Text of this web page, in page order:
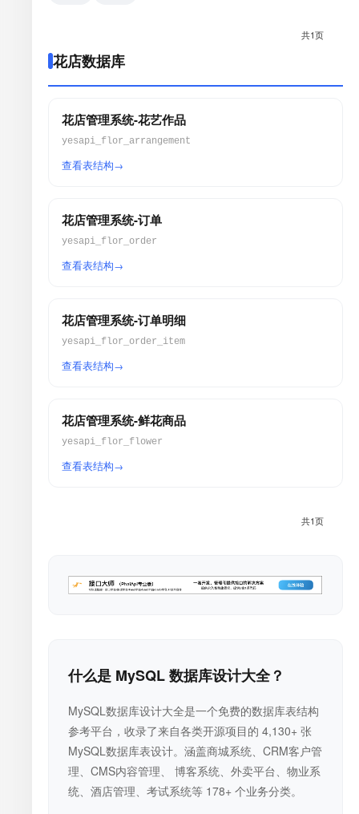
共1页
花店数据库
花店管理系统-花艺作品
yesapi_flor_arrangement
查看表结构
花店管理系统-订单
yesapi_flor_order
查看表结构
花店管理系统-订单明细
yesapi_flor_order_item
查看表结构
花店管理系统-鲜花商品
yesapi_flor_flower
查看表结构
共1页
什么是 MySQL 数据库设计大全？
MySQL数据库设计大全是一个免费的数据库表结构
参考平台，收录了来自各类开源项目的 4,130+ 张
MySQL数据库表设计。涵盖商城系统、CRM客户管
理、CMS内容管理、 博客系统、外卖平台、物业系
统、酒店管理、考试系统等 178+ 个业务分类。